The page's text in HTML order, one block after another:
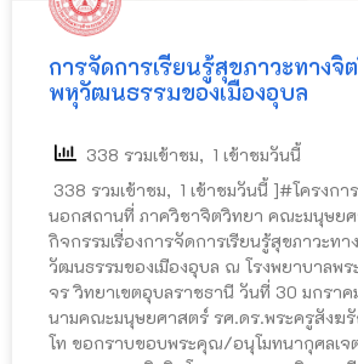
การจัดการเรียนรู้สุขภาวะทางจิ
พหุวัฒนธรรมของเมืองอุบล
338 รวมเข้าชม, 1 เข้าชมวันนี้
338 รวมเข้าชม, 1 เข้าชมวันนี้ ]#โครงก
นอกสถานที่ ภาควิชาจิตวิทยา คณะมนุษย
กิจกรรมเรื่องการจัดการเรียนรู้สุขภาวะทา
วัฒนธรรมของเมืองอุบล ณ โรงพยาบาลพร
จร วิทยาเขตอุบลราชธานี วันที่ 30 มกรา
นามคณะมนุษยศาสตร์ รศ.ดร.พระครูสังฆ
โท ขอกราบขอบพระคุณ/อนุโมทนากุศลเจ